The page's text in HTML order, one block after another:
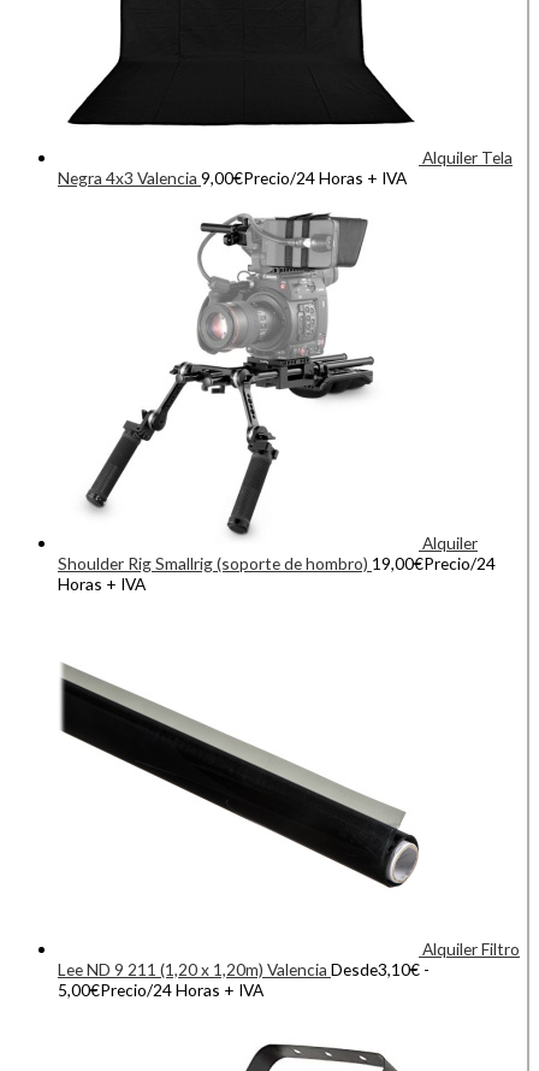
Alquiler Tela
Negra 4x3 Valencia 9,00€Precio/24 Horas + IVA
Alquiler
Shoulder Rig Smallrig (soporte de hombro) 19,00€Precio/24
Horas + IVA
Alquiler Filtro
Lee ND 9 211 (1,20 x 1,20m) Valencia Desde3,10€ -
5,00€Precio/24 Horas + IVA